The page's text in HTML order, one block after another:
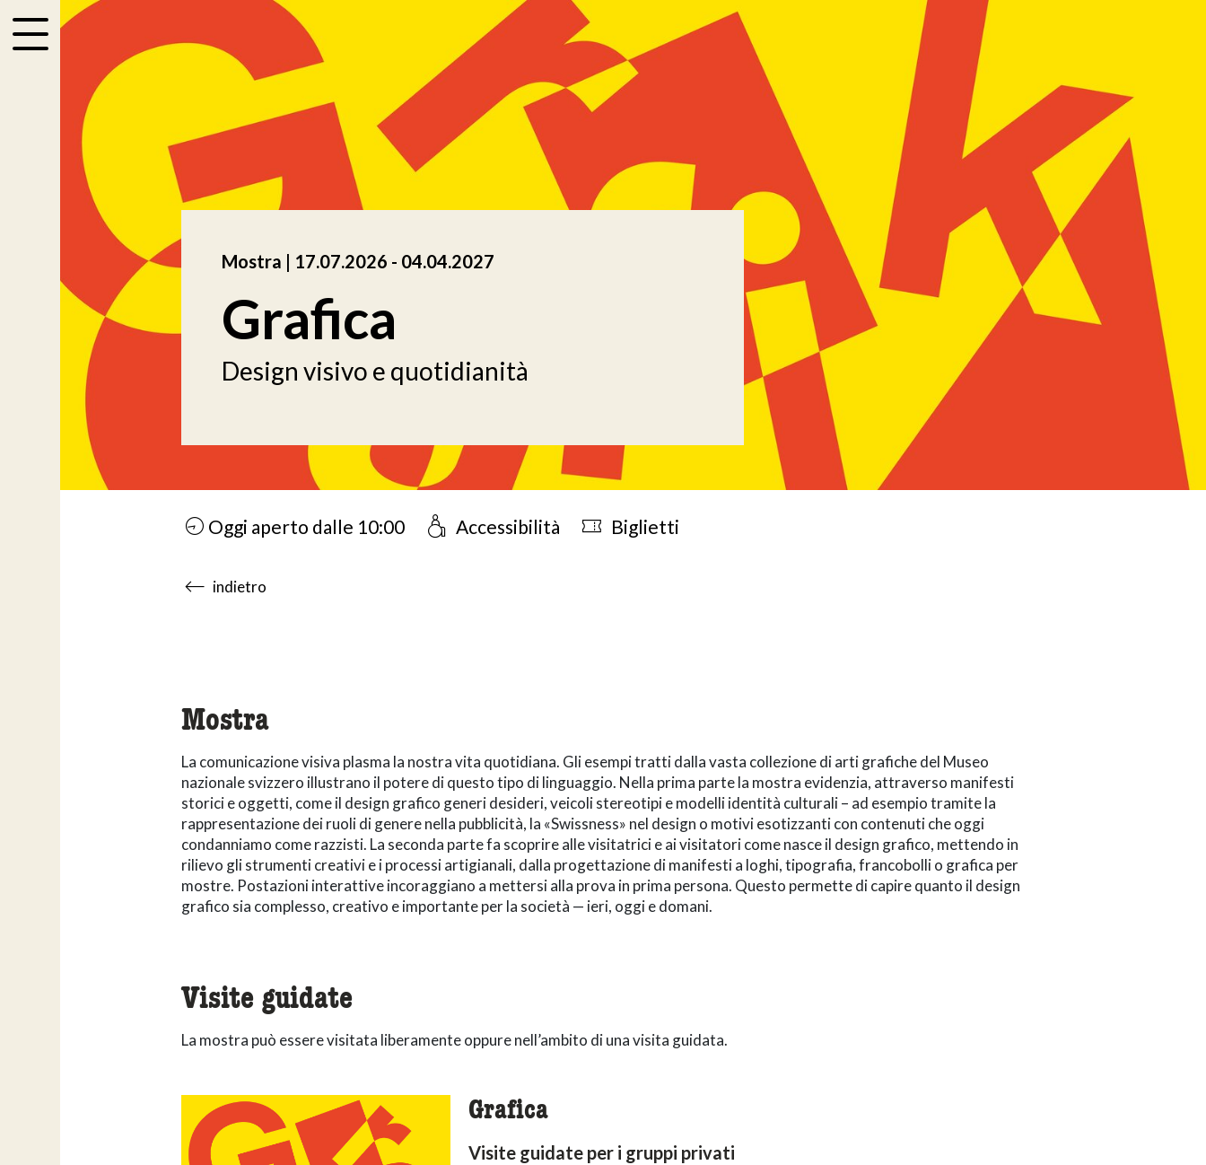
accessibility.menu
Grafica
Design visivo e quotidianità
Mostra | 17.07.2026 accessibility.time_to
- 04.04.2027
Oggi aperto dalle 10:00 Accessibilità Biglietti
accessibility.sr-only.body-term
indietro
Mostra
La comunicazione visiva plasma la nostra vita quotidiana. Gli esempi tratti dalla vasta collezione di arti grafiche del Museo
nazionale svizzero illustrano il potere di questo tipo di linguaggio. Nella prima parte la mostra evidenzia, attraverso manifesti
storici e oggetti, come il design grafico generi desideri, veicoli stereotipi e modelli identità culturali – ad esempio tramite la
rappresentazione dei ruoli di genere nella pubblicità, la «Swissness» nel design o motivi esotizzanti con contenuti che oggi
condanniamo come razzisti. La seconda parte fa scoprire alle visitatrici e ai visitatori come nasce il design grafico, mettendo in
rilievo gli strumenti creativi e i processi artigianali, dalla progettazione di manifesti a loghi, tipografia, francobolli o grafica per
mostre. Postazioni interattive incoraggiano a mettersi alla prova in prima persona. Questo permette di capire quanto il design
grafico sia complesso, creativo e importante per la società — ieri, oggi e domani.
Visite guidate
La mostra può essere visitata liberamente oppure nell’ambito di una visita guidata.
Grafica
Visite guidate per i gruppi privati